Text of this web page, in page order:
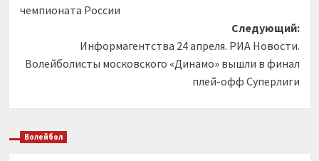
чемпионата России
Следующий:
Информагентства 24 апреля. РИА Новости.
Волейболисты московского «Динамо» вышли в финал
плей-офф Суперлиги
Волейбол